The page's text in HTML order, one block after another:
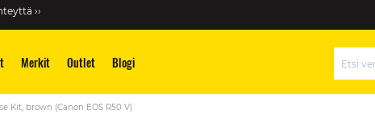
››
Merkit Outlet Blogi
Kit, brown (Canon EOS R50 V)